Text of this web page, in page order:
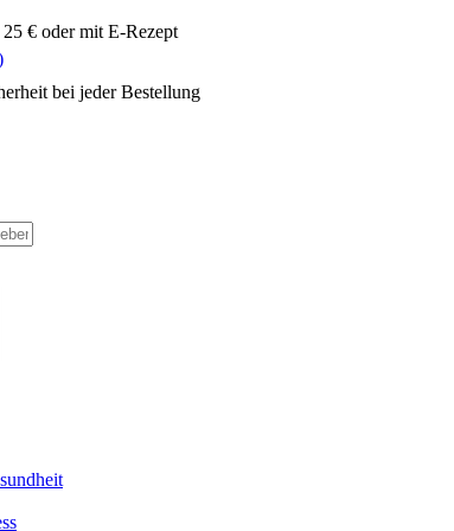
€ oder mit E-Rezept
bei jeder Bestellung